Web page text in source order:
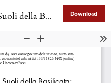
areali agricoli e ambientali Download